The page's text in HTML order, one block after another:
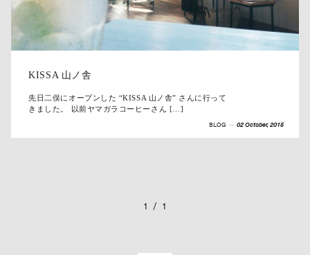
KISSA 山ノ舎
先日二俣にオープンした “KISSA 山ノ舎” さんに行って
きました。 以前ヤマガラコーヒーさん […]
BLOG -- 02 October, 2015
1 / 1